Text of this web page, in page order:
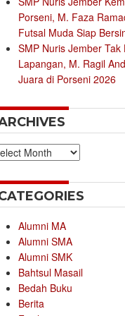
Porseni, M. Faza
Futsal Muda Siap
SMP Nuris Jember Tak
Lapangan, M. Ragil
Juara di Porseni 2026
Alumni MA
Alumni SMA
Alumni SMK
Bahtsul Masail
Bedah Buku
Berita